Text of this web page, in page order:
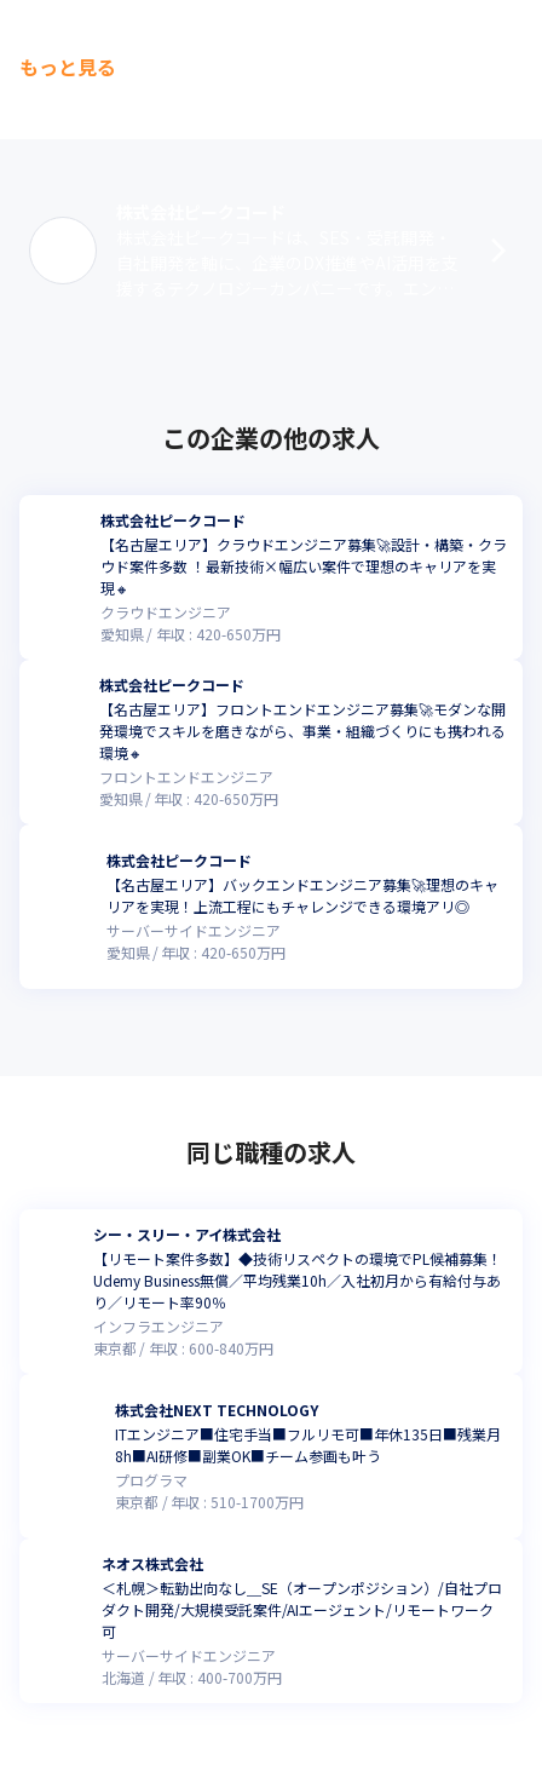
もっと見る
この企業の他の求人
株式会社ピークコード
【名古屋エリア】クラウドエンジニア募集🚀設計・構築・クラ
ウド案件多数 ！最新技術×幅広い案件で理想のキャリアを実
現🔸
クラウドエンジニア
愛知県
年収 : 420-650万円
株式会社ピークコード
【名古屋エリア】フロントエンドエンジニア募集🚀モダンな開
発環境でスキルを磨きながら、事業・組織づくりにも携われる
環境🔸
フロントエンドエンジニア
愛知県
年収 : 420-650万円
株式会社ピークコード
【名古屋エリア】バックエンドエンジニア募集🚀理想のキャ
リアを実現！上流工程にもチャレンジできる環境アリ◎
サーバーサイドエンジニア
愛知県
年収 : 420-650万円
同じ職種の求人
シー・スリー・アイ株式会社
【リモート案件多数】◆技術リスペクトの環境でPL候補募集！
Udemy Business無償／平均残業10h／入社初月から有給付与あ
り／リモート率90％
インフラエンジニア
東京都
年収 : 600-840万円
株式会社NEXT TECHNOLOGY
ITエンジニア■住宅手当■フルリモ可■年休135日■残業月
8h■AI研修■副業OK■チーム参画も叶う
プログラマ
東京都
年収 :510-1700万円
ネオス株式会社
＜札幌＞転勤出向なし＿SE（オープンポジション）/自社プロ
ダクト開発/大規模受託案件/AIエージェント/リモートワーク
可
サーバーサイドエンジニア
北海道
年収 : 400-700万円